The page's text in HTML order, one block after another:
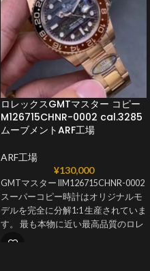
ロレックスGMTマスター コピー
M126715CHNR-0002 cal.3285
ムーブメントARF工場
ARF工場
¥130,000
GMTマスター IIM126715CHNR-0002
スーパーコピー時計はオリジナルモ
デルを完全に分解1:1 生産されていま
す。 最も本物に近い最高品質のロレ
ックススーパーコピー時計を提供し